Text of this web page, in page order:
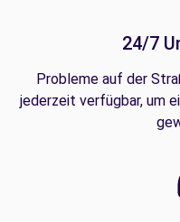
24/7
Probleme auf der
jederzeit verfügbar, um